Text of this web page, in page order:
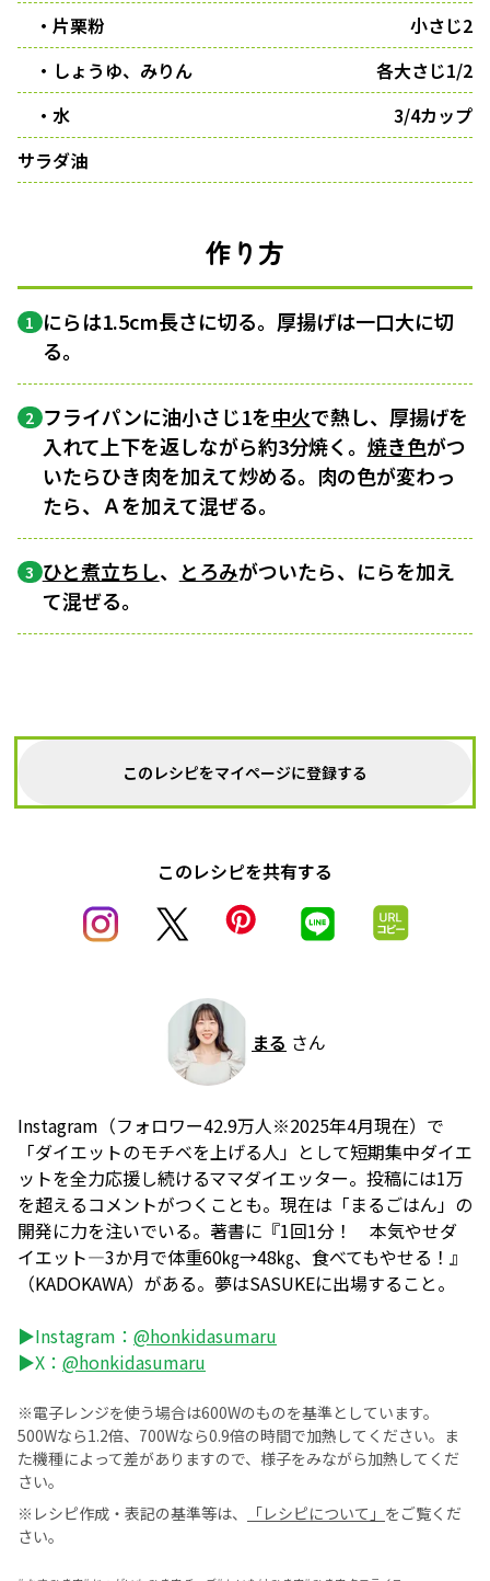
・片栗粉
小さじ2
・しょうゆ、みりん
各大さじ1/2
・水
3/4カップ
サラダ油
作り方
1 にらは1.5cm長さに切る。厚揚げは一口大に切
る。
2 フライパンに油小さじ1を中火で熱し、厚揚げを
入れて上下を返しながら約3分焼く。 焼き色がつ
いたらひき肉を加えて炒める。肉の色が変わっ
たら、Ａを加えて混ぜる。
3 ひと煮立ちし、 とろみがついたら、にらを加え
て混ぜる。
このレシピをマイページに登録する
このレシピを共有する
まる さん
Instagram（フォロワー42.9万人※2025年4月現在）で
「ダイエットのモチベを上げる人」として短期集中ダイエ
ットを全力応援し続けるママダイエッター。投稿には1万
を超えるコメントがつくことも。現在は「まるごはん」の
開発に力を注いでいる。著書に『1回1分！ 本気やせダ
イエット―3か月で体重60㎏→48㎏、食べてもやせる！』
（KADOKAWA）がある。夢はSASUKEに出場すること。
▶Instagram： @honkidasumaru
▶X： @honkidasumaru
※電子レンジを使う場合は600Wのものを基準としています。
500Wなら1.2倍、700Wなら0.9倍の時間で加熱してください。ま
た機種によって差がありますので、様子をみながら加熱してくだ
さい。
※レシピ作成・表記の基準等は、
「レシピについて」 をご覧くだ
さい。